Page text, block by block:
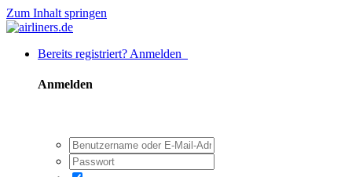
Zum Inhalt springen
Bereits registriert? Anmelden
Anmelden